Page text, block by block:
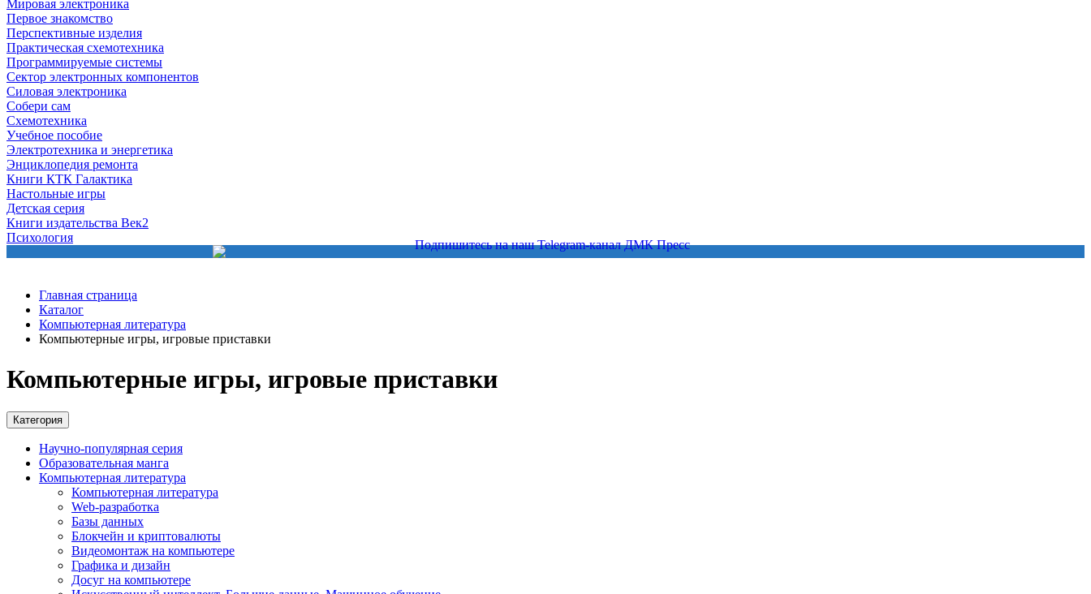
Мировая электроника
Первое знакомство
Перспективные изделия
Практическая схемотехника
Программируемые системы
Сектор электронных компонентов
Силовая электроника
Собери сам
Схемотехника
Учебное пособие
Электротехника и энергетика
Энциклопедия ремонта
Книги КТК Галактика
Настольные игры
Детская серия
Книги издательства Век2
Психология
Главная страница
Каталог
Компьютерная литература
Компьютерные игры, игровые приставки
Компьютерные игры, игровые приставки
Категория
Научно-популярная серия
Образовательная манга
Компьютерная литература
Компьютерная литература
Web-разработка
Базы данных
Блокчейн и криптовалюты
Видеомонтаж на компьютере
Графика и дизайн
Досуг на компьютере